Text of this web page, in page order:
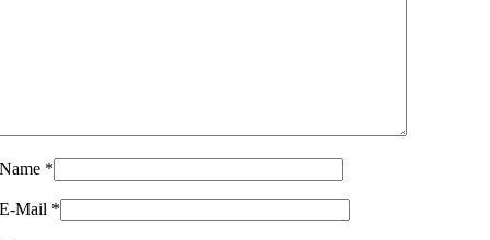
Name *
E-Mail *